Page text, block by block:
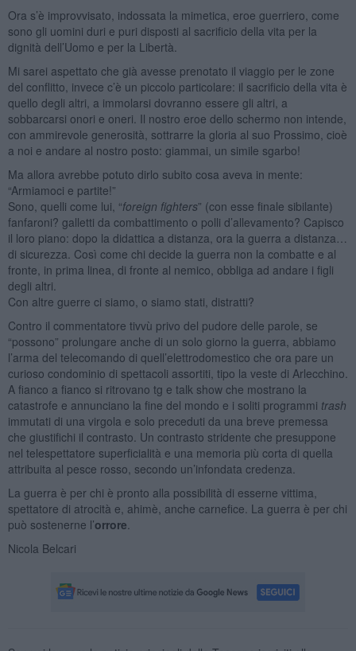
Ora s’è improvvisato, indossata la mimetica, eroe guerriero, come
sono gli uomini duri e puri disposti al sacrificio della vita per la
dignità dell’Uomo e per la Libertà.
Mi sarei aspettato che già avesse prenotato il viaggio per le zone
del conflitto, invece c’è un piccolo particolare: il sacrificio della vita è
quello degli altri, a immolarsi dovranno essere gli altri, a
sobbarcarsi onori e oneri. Il nostro eroe dello schermo non intende,
con ammirevole generosità, sottrarre la gloria al suo Prossimo, cioè
a noi e andare al nostro posto: giammai, un simile sgarbo!
Ma allora avrebbe potuto dirlo subito cosa aveva in mente:
“Armiamoci e partite!”
Sono, quelli come lui, “foreign fighters” (con esse finale sibilante)
fanfaroni? galletti da combattimento o polli d’allevamento? Capisco
il loro piano: dopo la didattica a distanza, ora la guerra a distanza…
di sicurezza. Così come chi decide la guerra non la combatte e al
fronte, in prima linea, di fronte al nemico, obbliga ad andare i figli
degli altri.
Con altre guerre ci siamo, o siamo stati, distratti?
Contro il commentatore tivvù privo del pudore delle parole, se
“possono” prolungare anche di un solo giorno la guerra, abbiamo
l’arma del telecomando di quell’elettrodomestico che ora pare un
curioso condominio di spettacoli assortiti, tipo la veste di Arlecchino.
A fianco a fianco si ritrovano tg e talk show che mostrano la
catastrofe e annunciano la fine del mondo e i soliti programmi trash
immutati di una virgola e solo preceduti da una breve premessa
che giustifichi il contrasto. Un contrasto stridente che presuppone
nel telespettatore superficialità e una memoria più corta di quella
attribuita al pesce rosso, secondo un’infondata credenza.
La guerra è per chi è pronto alla possibilità di esserne vittima,
spettatore di atrocità e, ahimè, anche carnefice. La guerra è per chi
può sostenerne l’orrore
Nicola Belcari